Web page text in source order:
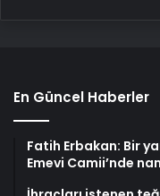
En Güncel Haberler
Fatih Erbakan: Bir
Emevi Camii’nde